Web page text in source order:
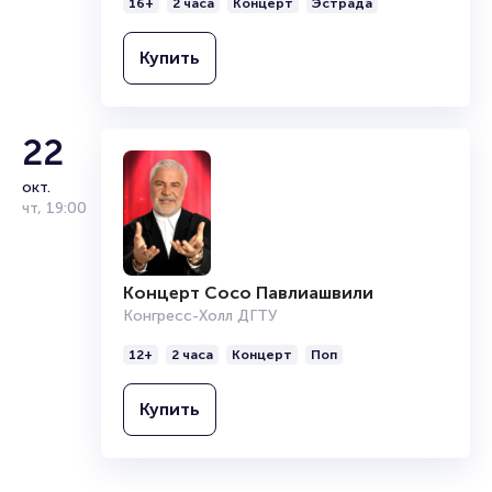
Купить
22
окт.
чт, 19:00
Концерт Сосо Павлиашвили
Конгресс-Холл ДГТУ
12+ 2 часа Концерт Поп
Купить